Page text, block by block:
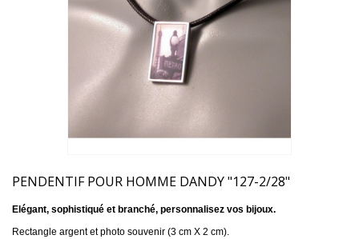
PENDENTIF POUR HOMME DANDY "127-2/28"
Elégant, sophistiqué et branché, personnalisez vos bijoux.
Rectangle argent et photo souvenir (3 cm X 2 cm).